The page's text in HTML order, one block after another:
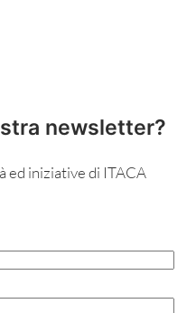
newsletter?
ed iniziative di ITACA